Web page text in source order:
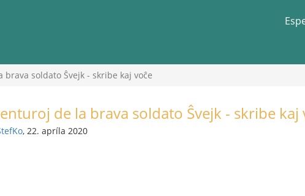
brava soldato Ŝvejk - skribe kaj voĉe
de la brava soldato Ŝvejk - skribe kaj
, 22. apríla 2020